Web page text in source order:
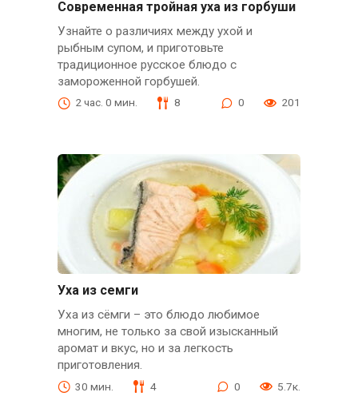
Современная тройная уха из горбуши
Узнайте о различиях между ухой и
рыбным супом, и приготовьте
традиционное русское блюдо с
замороженной горбушей.
2 час. 0 мин. 8 0 201
Уха из семги
Уха из сёмги – это блюдо любимое
многим, не только за свой изысканный
аромат и вкус, но и за легкость
приготовления.
30 мин. 4 0 5.7к.